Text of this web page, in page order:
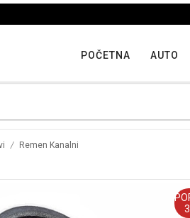
POČETNA AUTO
/ Remen Kanalni